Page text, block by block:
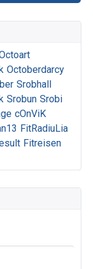
Octoberdarcy
Srobhall
Srobun Srobi
cOnViK
FitRadiuLia
Fitreisen